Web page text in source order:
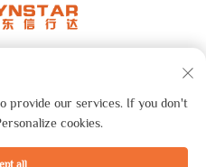
synstar Intelligent Technology
provide our services. If you don't
cookies.
all